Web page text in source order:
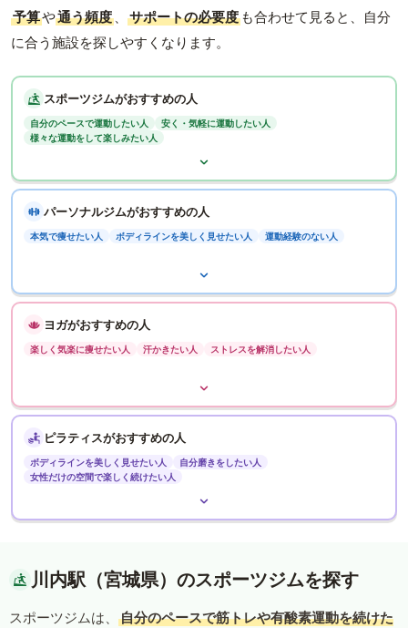
予算や通う頻度 、 サポートの必要度 も合わせて見ると、自分
に合う施設を探しやすくなります。
スポーツジムがおすすめの人
自分のペースで運動したい人
安く・気軽に運動したい人
様々な運動をして楽しみたい人
パーソナルジムがおすすめの人
本気で痩せたい人 ボディラインを美しく見せたい人 運動経験のない人
ヨガがおすすめの人
楽しく気楽に痩せたい人 汗かきたい人 ストレスを解消したい人
ピラティスがおすすめの人
ボディラインを美しく見せたい人
自分磨きをしたい人
女性だけの空間で楽しく続けたい人
川内駅（宮城県）のスポーツジムを探す
スポーツジムは、
自分のペースで筋トレや有酸素運動を続けた